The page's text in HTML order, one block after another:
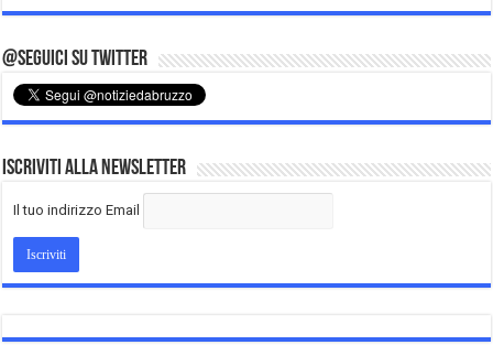
@Seguici su Twitter
Iscriviti alla Newsletter
Il tuo indirizzo Email